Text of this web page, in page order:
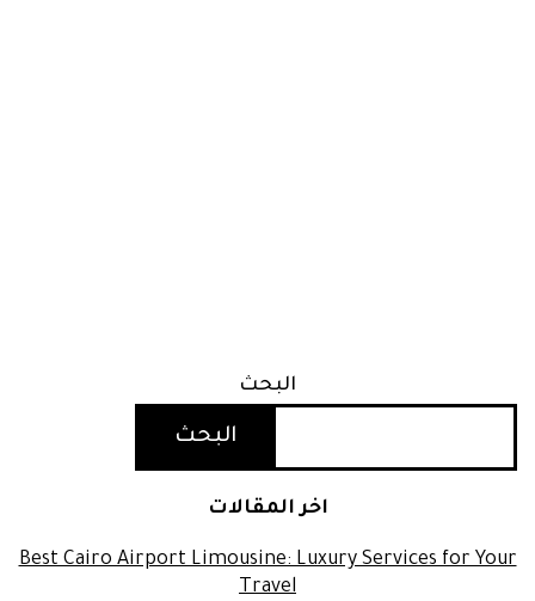
البحث
البحث
اخر المقالات
Best Cairo Airport Limousine: Luxury Services for Your
Travel